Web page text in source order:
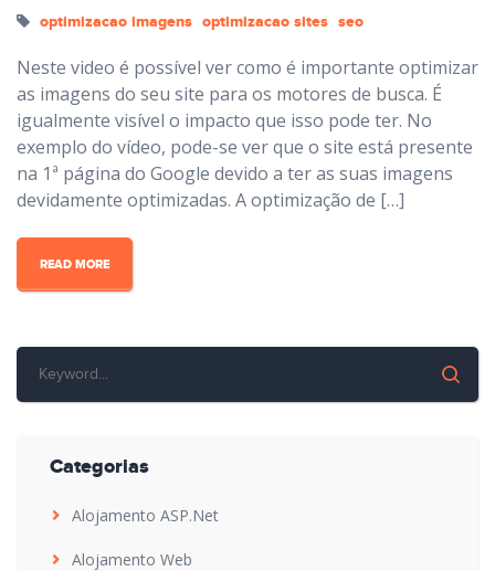
optimizacao imagens optimizacao sites seo
Neste video é possível ver como é importante optimizar
as imagens do seu site para os motores de busca. É
igualmente visível o impacto que isso pode ter. No
exemplo do vídeo, pode-se ver que o site está presente
na 1ª página do Google devido a ter as suas imagens
devidamente optimizadas. A optimização de […]
READ MORE
Categorias
Alojamento ASP.Net
Alojamento Web